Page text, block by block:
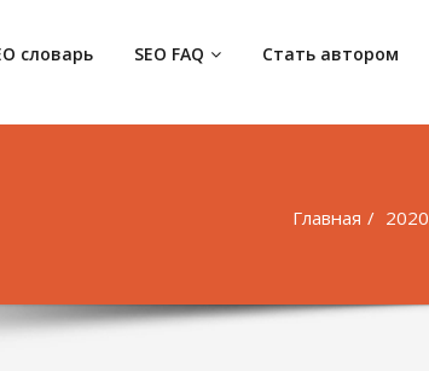
словарь SEO FAQ Стать автором
Главная 2020